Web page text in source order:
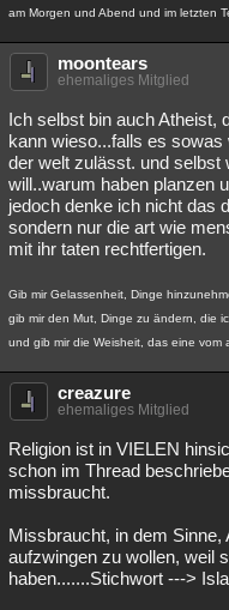
am Morgen und Abend und im letzten
moontears
ehemaliges Mitglied
Ich selbst bin auch Atheist,
kann wieso...falls es
der welt zulässt. und selbst
will..warum haben planzen
jedoch denke ich nicht das
sondern nur die art wie
mit ihr taten rechtfertigen.
Gib mir Gelassenheit, Dinge
gib mir den Mut, Dinge zu ändern, die
und gib mir die Weisheit, das eine vom
creazure
ehemaliges Mitglied
Religion ist in VIELEN
schon im Thread
missbraucht.
Missbraucht, in dem
aufzwingen zu wollen, weil
haben.......Stichwort --->